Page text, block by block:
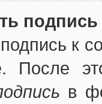
к
После
в